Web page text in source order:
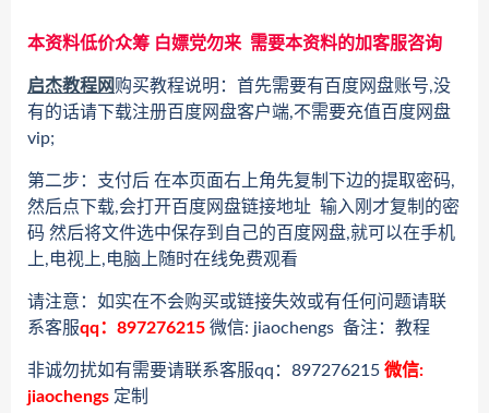
本资料低价众筹 白嫖党勿来 需要本资料的加客服咨询
启杰教程网购买教程说明：首先需要有百度网盘账号,没
有的话请下载注册百度网盘客户端,不需要充值百度网盘
vip;
第二步：支付后 在本页面右上角先复制下边的提取密码,
然后点下载,会打开百度网盘链接地址 输入刚才复制的密
码 然后将文件选中保存到自己的百度网盘,就可以在手机
上,电视上,电脑上随时在线免费观看
请注意：如实在不会购买或链接失效或有任何问题请联
系客服qq：897276215 微信: jiaochengs 备注：教程
非诚勿扰如有需要请联系客服qq：897276215 微信:
jiaochengs 定制